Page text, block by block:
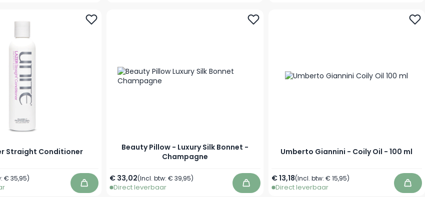
Straight Conditioner
€ 35,95)
In winkelwagen
Beauty Pillow - Luxury Silk Bonnet -
Champagne
€ 33,02(Incl. btw:€ 39,95)
Direct leverbaar In winkelwagen
Umberto Giannini - Coily Oil - 100 ml
€ 13,18(Incl. btw: € 15,95)
Direct leverbaar In